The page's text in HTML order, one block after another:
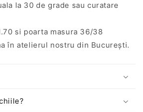
la 30 de grade sau curatare
si poarta masura 36/38
în atelierul nostru din București.